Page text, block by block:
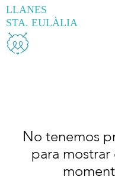
LLANES
STA. EULÀLIA
Y
No tenemos
para mostrar